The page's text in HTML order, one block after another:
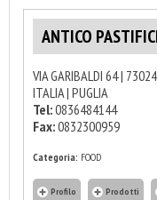
ANTICO
VIA GARIBALDI 64 |
ITALIA | PUGLIA
Tel:0836484144
Fax:0832300959
Categoria: FOOD
Profilo Prodotti